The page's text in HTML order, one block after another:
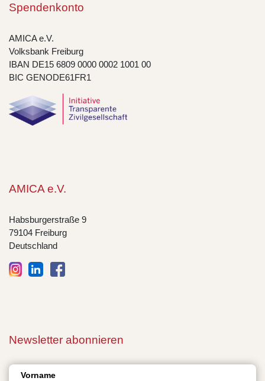
Spendenkonto
AMICA e.V.
Volksbank Freiburg
IBAN DE15 6809 0000 0002 1001 00
BIC GENODE61FR1
AMICA e.V.
Habsburgerstraße 9
79104 Freiburg
Deutschland
Newsletter abonnieren
Vorname